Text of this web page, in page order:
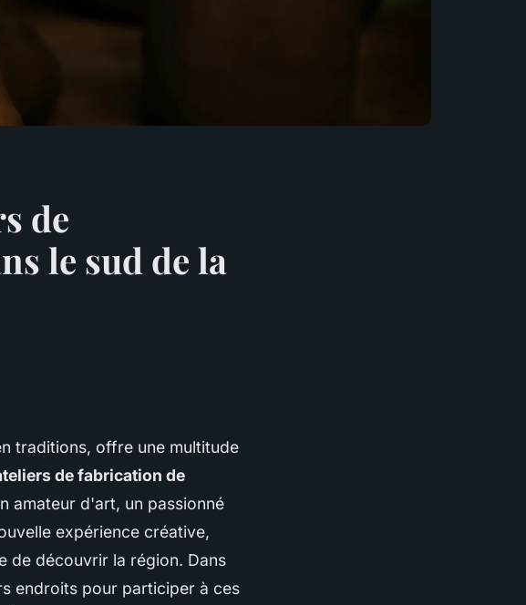
de
le sud de la
traditions, offre une multitude
de fabrication de
amateur d'art, un passionné
expérience créative,
de découvrir la région. Dans
endroits pour participer à ces